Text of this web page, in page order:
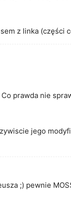
z linka (części
prawda nie
jego
;) pewnie